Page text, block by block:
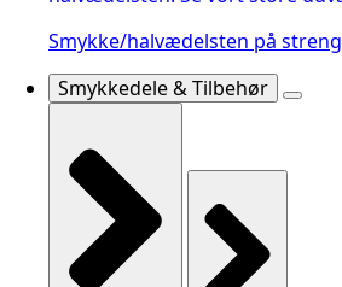
Smykke/halvædelsten på streng
Smykkedele & Tilbehør